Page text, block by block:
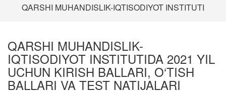
QARSHI MUHANDISLIK-IQTISODIYOT INSTITUTI
QARSHI MUHANDISLIK-
IQTISODIYOT INSTITUTIDA 2021 YIL
UCHUN KIRISH BALLARI, O‘TISH
BALLARI VA TEST NATIJALARI